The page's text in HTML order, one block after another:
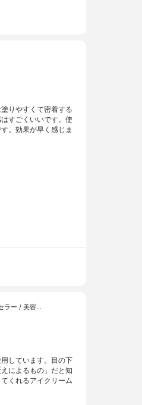
りやすくて密着する
すごくいいです。使
。効果が早く感じま
ラー / 美容…
しています。目の下
によるもの」だと知
くれるアイクリーム